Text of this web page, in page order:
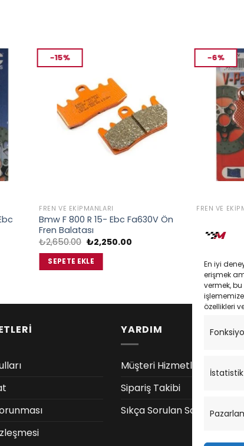
En iyi
erişmek
vermek,
özellikleri
İstatistik
-15%
FREN VE EKIPMANLARI
Bmw F 800 R 15- Ebc Fa630V Ön
Fren Balatası
₺2,650.00 Orijinal
fiyat:
₺2,650.00.
₺2,250.00Şu
SEPETE EKLE
-6%
FREN VE
Fren
1,633.00
SEPETE
YARDIM
Müşteri Hizmetleri
Sipariş Takibi
Sıkça Sorulan Sorular